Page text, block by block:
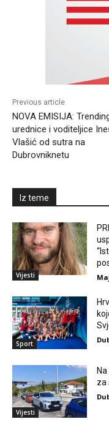
Previous article
NOVA EMISIJA:
urednice i voditeljice
Vlašić od sutra na
Dubrovniknetu
Iz teme
Vijesti
Sport
Vijesti
za